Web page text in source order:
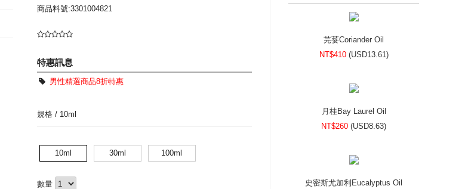
商品料號:3301004821
特惠訊息
男性精選商品8折特惠
規格 / 10ml
10ml 30ml 100ml
數量
芫荽Coriander Oil
NT$410 (USD13.61)
月桂Bay Laurel Oil
NT$260 (USD8.63)
史密斯尤加利Eucalyptus Oil